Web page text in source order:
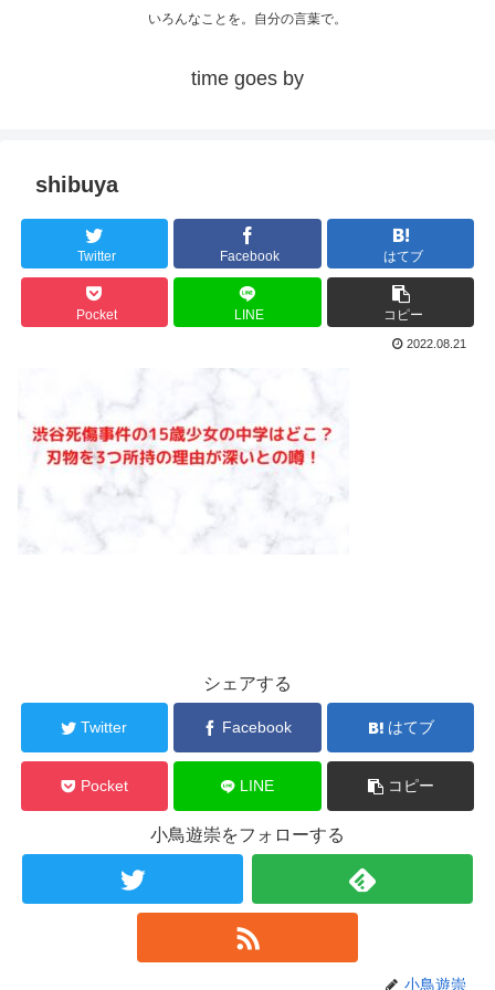
いろんなことを。自分の言葉で。
time goes by
shibuya
Twitter Facebook はてブ
Pocket LINE コピー
2022.08.21
シェアする
Twitter Facebook はてブ
Pocket LINE コピー
小鳥遊崇をフォローする
小鳥遊崇